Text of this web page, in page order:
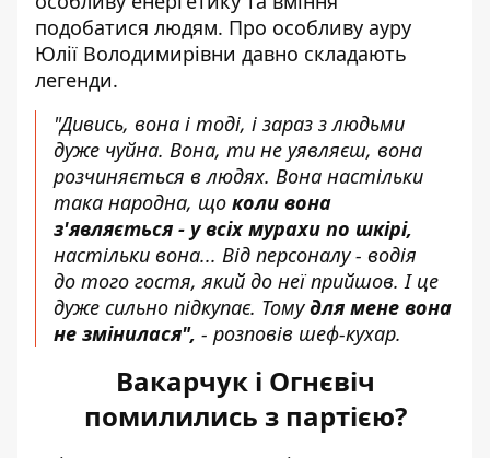
подобатися людям. Про особливу ауру
Юлії Володимирівни давно складають
легенди.
"Дивись, вона і тоді, і зараз з людьми
дуже чуйна. Вона, ти не уявляєш, вона
розчиняється в людях. Вона настільки
така народна, що коли вона
з'являється - у всіх мурахи по шкірі,
настільки вона... Від персоналу - водія
до того гостя, який до неї прийшов. І це
дуже сильно підкупає. Томудля мене вона
не змінилася", - розповів шеф-кухар.
Вакарчук і Огнєвіч
помилились з партією?